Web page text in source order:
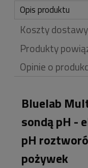
Opis produktu
Koszty dostawy
Cena nie
płatności
Produkty
Opinie o
Bluelab
sondą pH -
pH
pożywek